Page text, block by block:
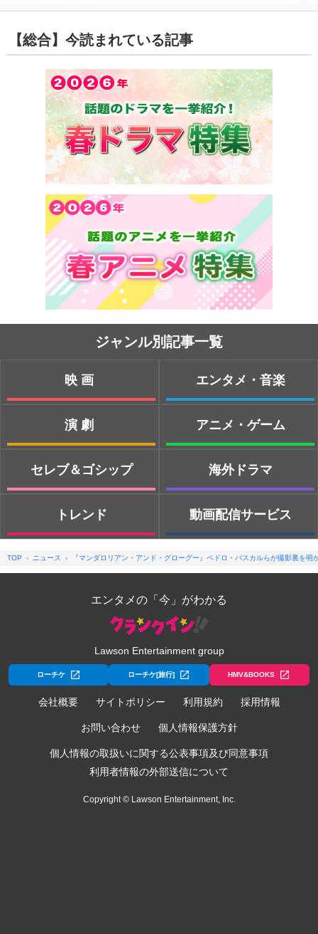
【総合】今読まれている記事
ジャンル別記事一覧
映画
演劇
セレブ＆ゴシップ
トレンド
エンタメ・音楽
アニメ・ゲーム
海外ドラマ
動画配信サービス
TOP ニュース 『マンダロリアン・アンド・グローグー』ペドロ・パスカルらが撮影裏を
エンタメの「今」がわかる
Lawson Entertainment group
ローチケ ローチケ[旅行] HMV&BOOKS
会社概要 サイトポリシー 利用規約 採用情報
お問い合わせ 個人情報保護方針
個人情報の取扱いに関する公表事項及び同意事項
利用者情報の外部送信について
Copyright © Lawson Entertainment, Inc.